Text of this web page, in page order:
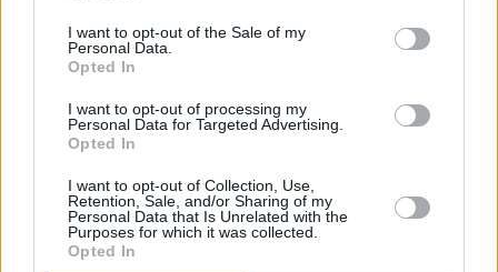
cualquier momento entrando de nuevo en este sitio web o
visitando nuestra política de privacidad.
I want to opt-out of the Sale of my
Personal Data.
Opted In
I want to opt-out of processing my
Personal Data for Targeted Advertising.
Opted In
I want to opt-out of Collection, Use,
Retention, Sale, and/or Sharing of my
Personal Data that Is Unrelated with the
Purposes for which it was collected.
Opted In